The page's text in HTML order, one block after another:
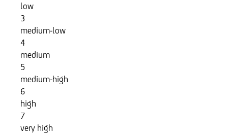
low
3
medium-low
4
medium
5
medium-high
6
high
7
very high